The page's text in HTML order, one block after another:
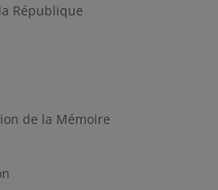
République
de la Mémoire